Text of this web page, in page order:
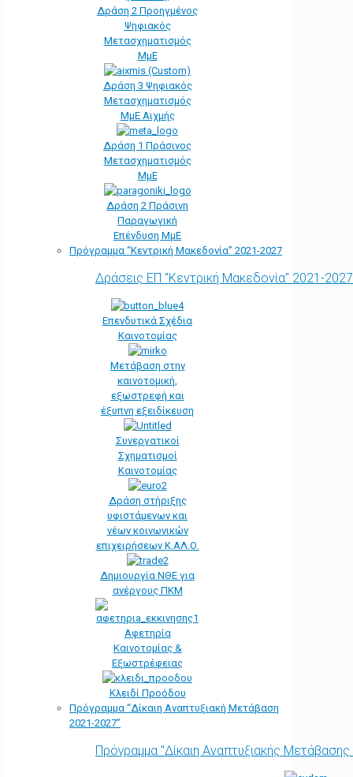
Δράση 2 Προηγμένος
Ψηφιακός
Μετασχηματισμός
ΜμΕ
Δράση 3 Ψηφιακός
Μετασχηματισμός
ΜμΕ Αιχμής
Δράση 1 Πράσινος
Μετασχηματισμός
ΜμΕ
Δράση 2 Πράσινη
Παραγωγική
Επένδυση ΜμΕ
Πρόγραμμα “Κεντρική Μακεδονία” 2021-2027
Δράσεις ΕΠ "Κεντρική Μακεδονία" 2021-2027
Επενδυτικά Σχέδια
Καινοτομίας
Μετάβαση στην
καινοτομική,
εξωστρεφή και
έξυπνη εξειδίκευση
Συνεργατικοί
Σχηματισμοί
Καινοτομίας
Δράση στήριξης
υφιστάμενων και
νέων κοινωνικών
επιχειρήσεων Κ.ΑΛ.Ο.
Δημιουργία ΝΘΕ για
ανέργους ΠΚΜ
Αφετηρία
Kαινοτομίας &
Εξωστρέφειας
Κλειδί Προόδου
Πρόγραμμα “Δίκαιη Αναπτυξιακή Μετάβαση
2021-2027”
Πρόγραμμα "Δίκαιη Αναπτυξιακής